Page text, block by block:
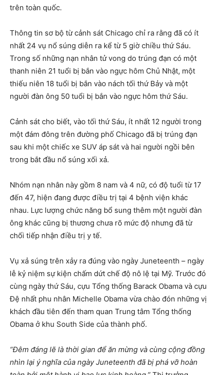
trên toàn quốc.
Thông tin sơ bộ từ cảnh sát Chicago chỉ ra rằng đã có ít
nhất 24 vụ nổ súng diễn ra kể từ 5 giờ chiều thứ Sáu.
Trong số những nạn nhân tử vong do trúng đạn có một
thanh niên 21 tuổi bị bắn vào ngực hôm Chủ Nhật, một
thiếu niên 18 tuổi bị bắn vào nách tối thứ Bảy và một
người đàn ông 50 tuổi bị bắn vào ngực hôm thứ Sáu.
Cảnh sát cho biết, vào tối thứ Sáu, ít nhất 12 người trong
một đám đông trên đường phố Chicago đã bị trúng đạn
sau khi một chiếc xe SUV áp sát và hai người ngồi bên
trong bắt đầu nổ súng xối xả.
Nhóm nạn nhân này gồm 8 nam và 4 nữ, có độ tuổi từ 17
đến 47, hiện đang được điều trị tại 4 bệnh viện khác
nhau. Lực lượng chức năng bổ sung thêm một người đàn
ông khác cũng bị thương chưa rõ mức độ nhưng đã từ
chối tiếp nhận điều trị y tế.
Vụ xả súng trên xảy ra đúng vào ngày Juneteenth – ngày
lễ kỷ niệm sự kiện chấm dứt chế độ nô lệ tại Mỹ. Trước đó
cùng ngày thứ Sáu, cựu Tổng thống Barack Obama và cựu
Đệ nhất phu nhân Michelle Obama vừa chào đón những vị
khách đầu tiên đến tham quan Trung tâm Tổng thống
Obama ở khu South Side của thành phố.
“Đêm đáng lẽ là thời gian để ăn mừng và cùng cộng đồng
nhìn lại ý nghĩa của ngày Juneteenth đã bị phá vỡ hoàn